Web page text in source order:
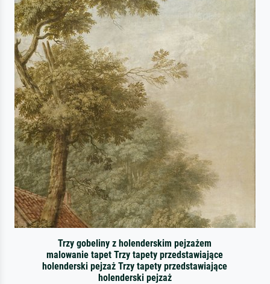
Trzy gobeliny z holenderskim pejzażem
malowanie tapet Trzy tapety przedstawiające
holenderski pejzaż Trzy tapety przedstawiające
holenderski pejzaż